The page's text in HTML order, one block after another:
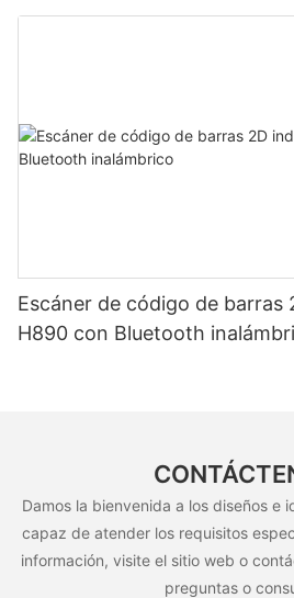
modo dual para etiquetas y
Escáner de código de barras
H890 con Bluetooth
Damos la bienvenida a los diseños e
capaz de atender los requisitos
información, visite el sitio web o
preguntas o